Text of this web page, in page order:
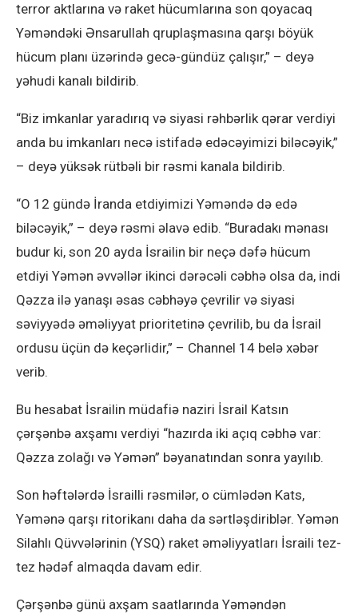
terror aktlarına və raket hücumlarına son qoyacaq
Yəməndəki Ənsarullah qruplaşmasına qarşı böyük
hücum planı üzərində gecə-gündüz çalışır,” – deyə
yəhudi kanalı bildirib.
“Biz imkanlar yaradırıq və siyasi rəhbərlik qərar verdiyi
anda bu imkanları necə istifadə edəcəyimizi biləcəyik,”
– deyə yüksək rütbəli bir rəsmi kanala bildirib.
“O 12 gündə İranda etdiyimizi Yəməndə də edə
biləcəyik,” – deyə rəsmi əlavə edib. “Buradakı mənası
budur ki, son 20 ayda İsrailin bir neçə dəfə hücum
etdiyi Yəmən əvvəllər ikinci dərəcəli cəbhə olsa da, indi
Qəzza ilə yanaşı əsas cəbhəyə çevrilir və siyasi
səviyyədə əməliyyat prioritetinə çevrilib, bu da İsrail
ordusu üçün də keçərlidir,” – Channel 14 belə xəbər
verib.
Bu hesabat İsrailin müdafiə naziri İsrail Katsın
çərşənbə axşamı verdiyi “hazırda iki açıq cəbhə var:
Qəzza zolağı və Yəmən” bəyanatından sonra yayılıb.
Son həftələrdə İsrailli rəsmilər, o cümlədən Kats,
Yəmənə qarşı ritorikanı daha da sərtləşdiriblər. Yəmən
Silahlı Qüvvələrinin (YSQ) raket əməliyyatları İsraili tez-
tez hədəf almaqda davam edir.
Çərşənbə günü axşam saatlarında Yəməndən